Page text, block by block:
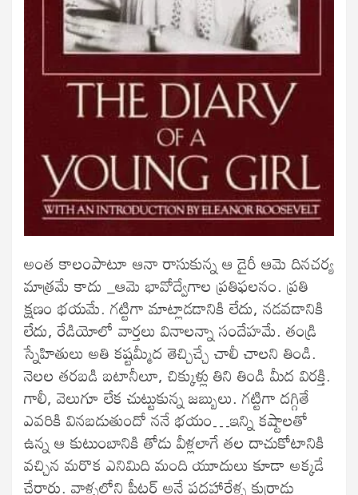
అంత కాలంపాటూ ఆనా రాసుకున్న ఆ డైరీ ఆమె దినచర్య
మాత్రమే కాదు _ఆమె భావోద్వేగాల ప్రతిఫలనం. ప్రతి
క్షణం భయమే. గట్టిగా మాట్లాడడానికి లేదు, నడవడానికి
లేదు, రేడియోలో వార్తలు వినాలన్నా సందేహమే. తండ్రి
స్నేహితులు అతి కష్టమ్మీద తెచ్చిచ్చే చాలీ చాలని తిండి.
నెలల తరబడి బటానీలూ, చిక్కుళ్లు తిని తిండి మీద విరక్తి.
గాలీ, వెలుగూ లేక చుట్టుకున్న జబ్బులు. గట్టిగా దగ్గితే
ఎవరికి వినబడుతుందో ననే భయం…ఇన్ని కష్టాలతో
ఉన్న ఆ కుటుంబానికి తోడు వీళ్లలాగే తల దాచుకోటానికి
వచ్చిన మరొక ఎనిమిది మంది యూదులు కూడా అక్కడే
చేరారు. వాళ్ళలోని పీటర్ అనే పదహారేళ్ళ కుర్రాడు